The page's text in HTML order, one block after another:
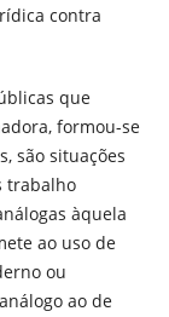
contra
que
formou-se
são situações
trabalho
àquela
ao uso de
ou
ao de